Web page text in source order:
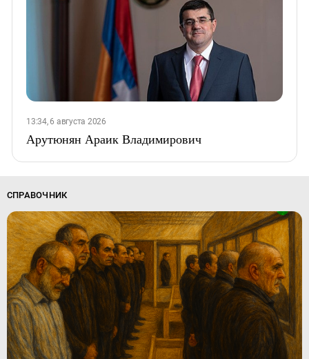
13:34, 6 августа 2026
Арутюнян Араик Владимирович
СПРАВОЧНИК